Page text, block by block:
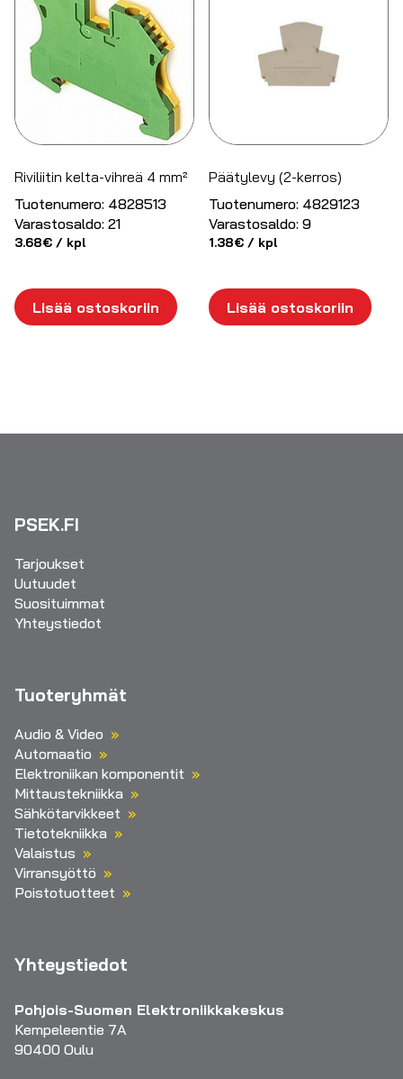
Riviliitin kelta-vihreä 4 mm²
Tuotenumero: 4828513
Varastosaldo: 21
3.68€ / kpl
Lisää ostoskoriin
Päätylevy (2-kerros)
Tuotenumero: 4829123
Varastosaldo: 9
1.38€ / kpl
Lisää ostoskoriin
PSEK.FI
Tarjoukset
Uutuudet
Suosituimmat
Yhteystiedot
Tuoteryhmät
Audio & Video
Automaatio
Elektroniikan komponentit
Mittaustekniikka
Sähkötarvikkeet
Tietotekniikka
Valaistus
Virransyöttö
Poistotuotteet
Yhteystiedot
Pohjois-Suomen Elektroniikkakeskus
Kempeleentie 7A
90400 Oulu